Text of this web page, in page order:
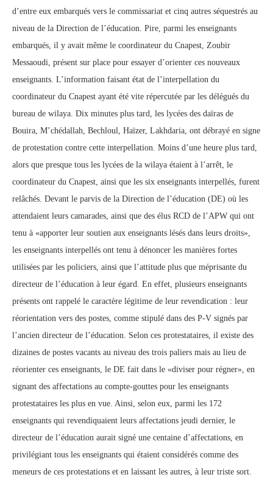
d’entre eux embarqués vers le commissariat et cinq autres séquestrés au
niveau de la Direction de l’éducation. Pire, parmi les enseignants
embarqués, il y avait même le coordinateur du Cnapest, Zoubir
Messaoudi, présent sur place pour essayer d’orienter ces nouveaux
enseignants. L’information faisant état de l’interpellation du
coordinateur du Cnapest ayant été vite répercutée par les délégués du
bureau de wilaya. Dix minutes plus tard, les lycées des daïras de
Bouira, M’chédallah, Bechloul, Haïzer, Lakhdaria, ont débrayé en signe
de protestation contre cette interpellation. Moins d’une heure plus tard,
alors que presque tous les lycées de la wilaya étaient à l’arrêt, le
coordinateur du Cnapest, ainsi que les six enseignants interpellés, furent
relâchés. Devant le parvis de la Direction de l’éducation (DE) où les
attendaient leurs camarades, ainsi que des élus RCD de l’APW qui ont
tenu à «apporter leur soutien aux enseignants lésés dans leurs droits»,
les enseignants interpellés ont tenu à dénoncer les manières fortes
utilisées par les policiers, ainsi que l’attitude plus que méprisante du
directeur de l’éducation à leur égard. En effet, plusieurs enseignants
présents ont rappelé le caractère légitime de leur revendication : leur
réorientation vers des postes, comme stipulé dans des P-V signés par
l’ancien directeur de l’éducation. Selon ces protestataires, il existe des
dizaines de postes vacants au niveau des trois paliers mais au lieu de
réorienter ces enseignants, le DE fait dans le «diviser pour régner», en
signant des affectations au compte-gouttes pour les enseignants
protestataires les plus en vue. Ainsi, selon eux, parmi les 172
enseignants qui revendiquaient leurs affectations jeudi dernier, le
directeur de l’éducation aurait signé une centaine d’affectations, en
privilégiant tous les enseignants qui étaient considérés comme des
meneurs de ces protestations et en laissant les autres, à leur triste sort.